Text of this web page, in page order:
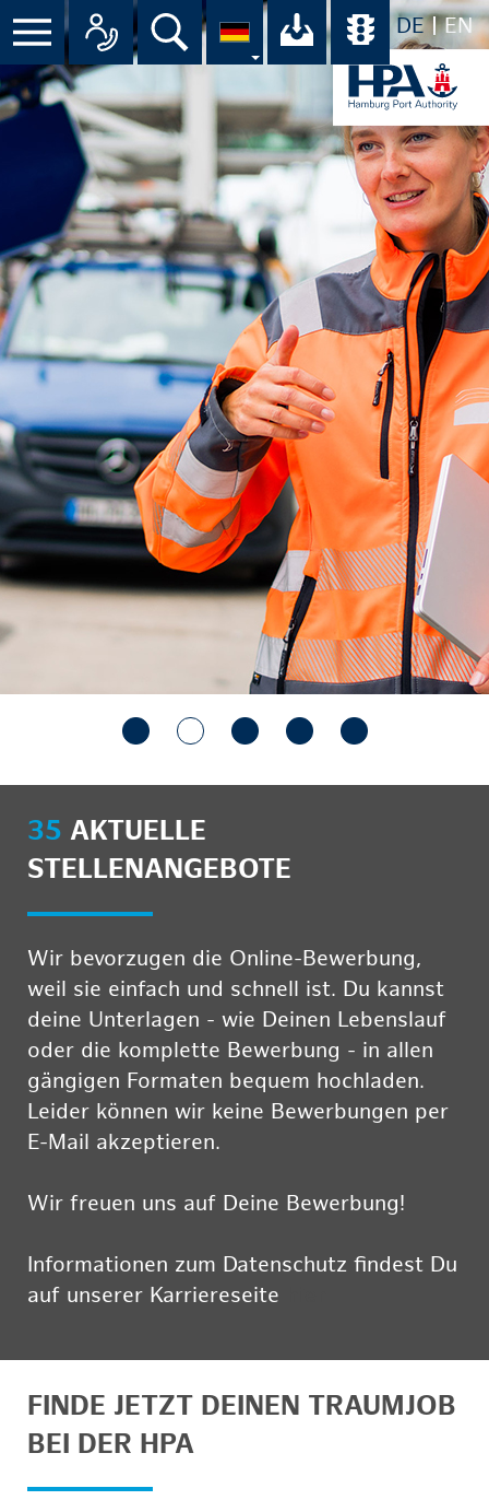
DE EN
Suche Ihr Download-
35 AKTUELLE
STELLENANGEBOTE
Wir bevorzugen die Online-Bewerbung,
weil sie einfach und schnell ist. Du kannst
deine Unterlagen - wie Deinen Lebenslauf
oder die komplette Bewerbung - in allen
gängigen Formaten bequem hochladen.
Leider können wir keine Bewerbungen per
E-Mail akzeptieren.
Wir freuen uns auf Deine Bewerbung!
Informationen zum Datenschutz findest Du
auf unserer Karriereseite
FINDE JETZT DEINEN TRAUMJOB
BEI DER HPA